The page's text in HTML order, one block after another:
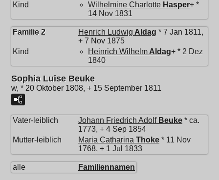
Kind
Wilhelmine Charlotte Hasper+ *
14 Nov 1831
Familie 2 Henrich Ludwig Aldag * 7 Jan 1811,
+ 7 Nov 1875
Kind
Heinrich Wilhelm Aldag+ * 2 Dez
1840
Sophia Luise Beuke
w, * 20 Oktober 1808, + 15 September 1811
Vater-leiblich Johann Friedrich Adolf Beuke * ca.
1773, + 4 Sep 1854
Mutter-leiblich
Maria Catharina Thoke * 11 Nov
1768, + 1 Jul 1833
alle Familiennamen